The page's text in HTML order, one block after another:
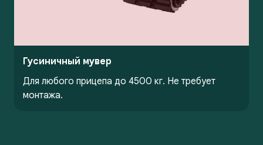
Гусиничный мувер
Для любого прицепа до 4500 кг. Не требует
монтажа.